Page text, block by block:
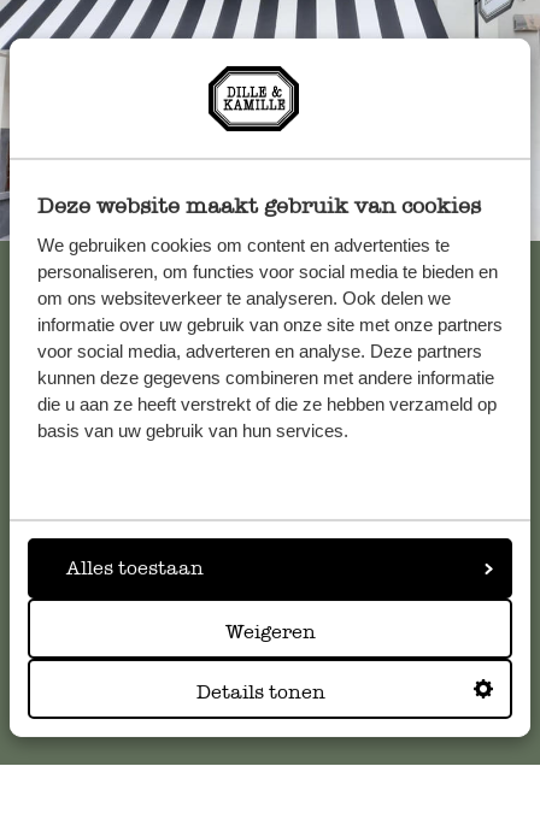
Deze website maakt gebruik van cookies
We gebruiken cookies om content en advertenties te
personaliseren, om functies voor social media te bieden en
om ons websiteverkeer te analyseren. Ook delen we
informatie over uw gebruik van onze site met onze partners
voor social media, adverteren en analyse. Deze partners
kunnen deze gegevens combineren met andere informatie
die u aan ze heeft verstrekt of die ze hebben verzameld op
basis van uw gebruik van hun services.
Alles toestaan
Weigeren
Details tonen
Immer in der Nähe
Alle 62 Geschäfte anzeigen
Kundenservice/Hilfe
Falls Sie Fragen haben oder Tipps und Hilfe brauchen, wenden
kundenservice@dille-kamille.de